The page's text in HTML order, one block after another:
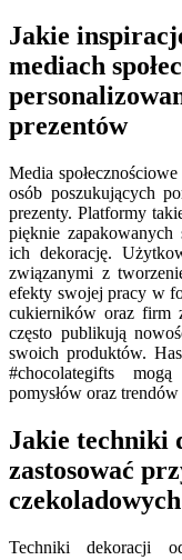
Jakie
mediach
prezentów
Media
osób poszukujących
prezenty. Platformy
pięknie zapakowanych
ich dekorację.
związanymi z
efekty swojej pracy w
cukierników oraz firm
często publikują
swoich produktów.
#chocolategifts
pomysłów oraz
Jakie techniki
zastosować
Techniki dekoracji